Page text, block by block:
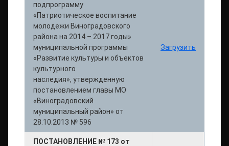
подпрограмму
«Патриотическое воспитание
молодежи Виноградовского
района на 2014 – 2017 годы»
муниципальной программы
«Развитие культуры и объектов
культурного
наследия», утвержденную
постановлением главы МО
«Виноградовский
муниципальный район» от
28.10.2013 № 596
Загрузить
ПОСТАНОВЛЕНИЕ № 173 от